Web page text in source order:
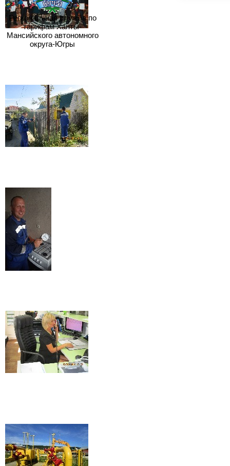
Региональная служба по
тарифам Ханты-
Мансийского автономного
округа-Югры